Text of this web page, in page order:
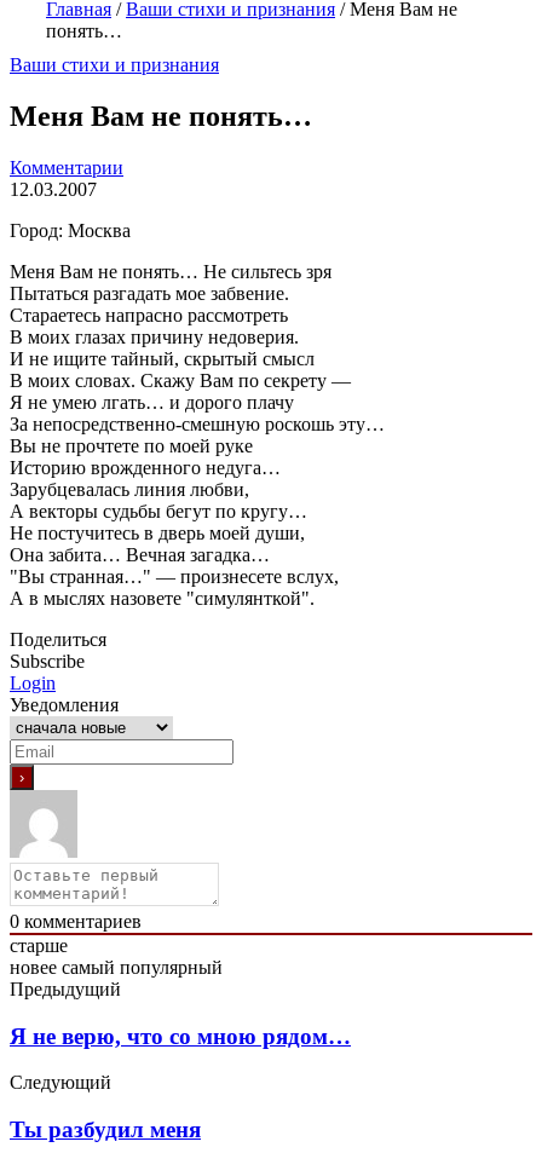
Главная /Ваши стихи и признания /Меня Вам не
понять…
Ваши стихи и признания
Меня Вам не понять…
Комментарии
12.03.2007
Город: Москва
Меня Вам не понять… Не сильтесь зря
Пытаться разгадать мое забвение.
Стараетесь напрасно рассмотреть
В моих глазах причину недоверия.
И не ищите тайный, скрытый смысл
В моих словах. Скажу Вам по секрету —
Я не умею лгать… и дорого плачу
За непосредственно-смешную роскошь эту…
Вы не прочтете по моей руке
Историю врожденного недуга…
Зарубцевалась линия любви,
А векторы судьбы бегут по кругу…
Не постучитесь в дверь моей души,
Она забита… Вечная загадка…
"Вы странная…" — произнесете вслух,
А в мыслях назовете "симулянткой".
Поделиться
Subscribe
Login
Уведомления
0 комментариев
старше
новее самый популярный
Предыдущий
Я не верю, что со мною рядом…
Следующий
Ты разбудил меня